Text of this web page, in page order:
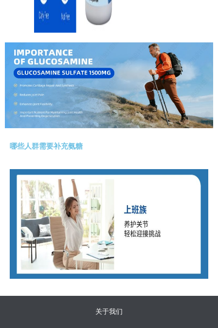
哪些人群需要补充氨糖
关于我们